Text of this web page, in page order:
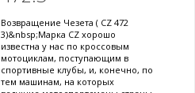
Возвращение Чезета ( CZ 472
3)&nbsp;Марка CZ хорошо
известна у нас по кроссовым
мотоциклам, поступающим в
спортивные клубы, и, конечно, по
тем машинам, на которых